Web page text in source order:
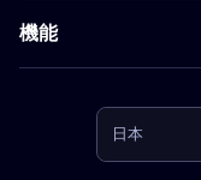
機能
日本